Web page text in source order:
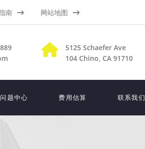
南 网站地图
5125 Schaefer Ave
104 Chino, CA 91710
问题中心 费用估算 联系我们